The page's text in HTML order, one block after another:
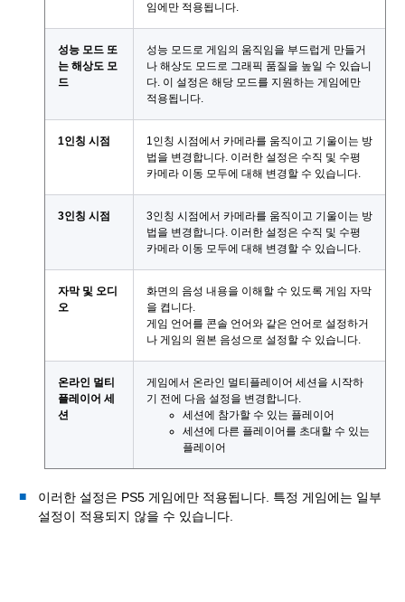
임에만 적용됩니다.
성능 모드 또
는 해상도 모
드
성능 모드로 게임의 움직임을 부드럽게 만들거
나 해상도 모드로 그래픽 품질을 높일 수 있습니
다. 이 설정은 해당 모드를 지원하는 게임에만
적용됩니다.
1인칭 시점
1인칭 시점에서 카메라를 움직이고 기울이는 방
법을 변경합니다. 이러한 설정은 수직 및 수평
카메라 이동 모두에 대해 변경할 수 있습니다.
3인칭 시점
3인칭 시점에서 카메라를 움직이고 기울이는 방
법을 변경합니다. 이러한 설정은 수직 및 수평
카메라 이동 모두에 대해 변경할 수 있습니다.
자막 및 오디
오
화면의 음성 내용을 이해할 수 있도록 게임 자막
을 켭니다.
게임 언어를 콘솔 언어와 같은 언어로 설정하거
나 게임의 원본 음성으로 설정할 수 있습니다.
온라인 멀티
플레이어 세
션
게임에서 온라인 멀티플레이어 세션을 시작하
기 전에 다음 설정을 변경합니다.
세션에 참가할 수 있는 플레이어
세션에 다른 플레이어를 초대할 수 있는
플레이어
이러한 설정은 PS5 게임에만 적용됩니다. 특정 게임에는 일부
설정이 적용되지 않을 수 있습니다.